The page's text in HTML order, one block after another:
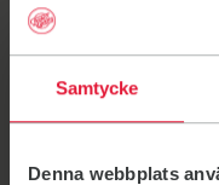
Samtycke
Denna webbplats
Link till: Gruppträning
Gruppträning